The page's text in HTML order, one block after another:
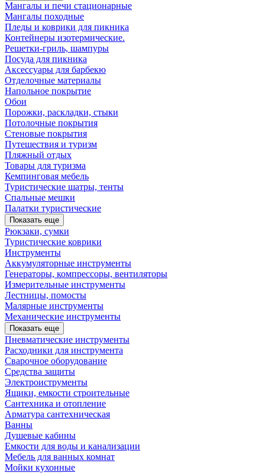
Мангалы и печи стационарные
Мангалы походные
Пледы и коврики для пикника
Контейнеры изотермические.
Решетки-гриль, шампуры
Посуда для пикника
Аксессуары для барбекю
Отделочные материалы
Напольное покрытие
Обои
Порожки, раскладки, стыки
Потолочные покрытия
Стеновые покрытия
Путешествия и туризм
Пляжный отдых
Товары для туризма
Кемпинговая мебель
Туристические шатры, тенты
Спальные мешки
Палатки туристические
Показать еще
Рюкзаки, сумки
Туристические коврики
Инструменты
Аккумуляторные инструменты
Генераторы, компрессоры, вентиляторы
Измерительные инструменты
Лестницы, помосты
Малярные инструменты
Механические инструменты
Показать еще
Пневматические инструменты
Расходники для инструмента
Сварочное оборудование
Средства защиты
Электроиструменты
Ящики, емкости строительные
Сантехника и отопление
Арматура сантехническая
Ванны
Душевые кабины
Емкости для воды и канализации
Мебель для ванных комнат
Мойки кухонные